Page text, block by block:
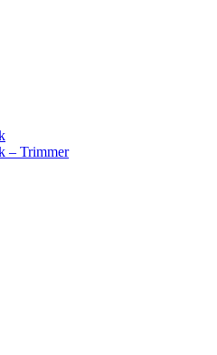
– Trimmer